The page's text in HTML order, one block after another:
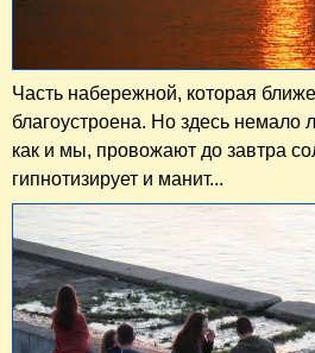
Часть набережной, которая
благоустроена. Но здесь немало
как и мы, провожают до завтра
гипнотизирует и манит...